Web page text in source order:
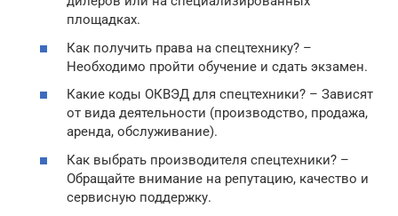
площадках.
Как получить права на спецтехнику? –
Необходимо пройти обучение и сдать экзамен.
Какие коды ОКВЭД для спецтехники? – Зависят
от вида деятельности (производство, продажа,
аренда, обслуживание).
Как выбрать производителя спецтехники? –
Обращайте внимание на репутацию, качество и
сервисную поддержку.